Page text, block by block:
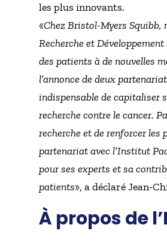
les plus innovants.
«Chez Bristol-Myers
Recherche et
des patients à de nouvelles
l’annonce de deux
indispensable de capitaliser
recherche contre le cancer.
recherche et de renforcer les
partenariat avec l’Institut
pour ses experts et sa
patients», a déclaré Jean-
À propos de